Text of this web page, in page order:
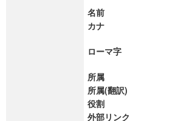
名前
カナ
ローマ字
所属
所属(翻訳)
役割
外部リンク